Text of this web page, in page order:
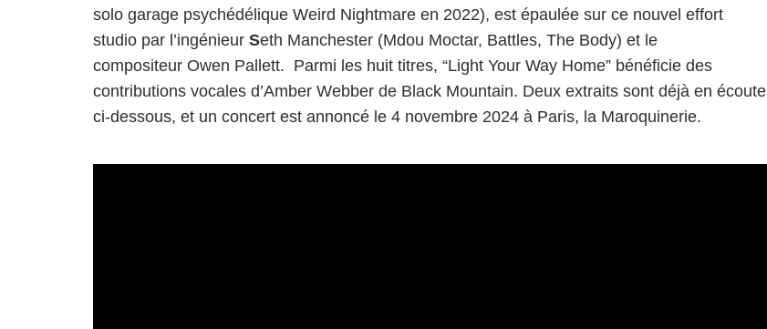
solo garage psychédélique Weird Nightmare en 2022), est épaulée sur ce nouvel effort
studio par l’ingénieur Seth Manchester (Mdou Moctar, Battles, The Body) et le
compositeur Owen Pallett. Parmi les huit titres, “Light Your Way Home” bénéficie des
contributions vocales d’Amber Webber de Black Mountain. Deux extraits sont déjà en écoute
ci-dessous, et un concert est annoncé le 4 novembre 2024 à Paris, la Maroquinerie.